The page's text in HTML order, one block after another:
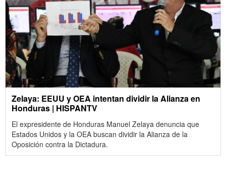
Zelaya: EEUU y OEA intentan dividir la Alianza en
Honduras | HISPANTV
El expresidente de Honduras Manuel Zelaya denuncia que
Estados Unidos y la OEA buscan dividir la Alianza de la
Oposición contra la Dictadura.